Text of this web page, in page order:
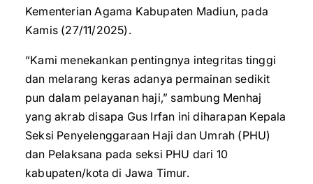
Kementerian Agama Kabupaten Madiun, pada
Kamis (27/11/2025).
“Kami menekankan pentingnya integritas tinggi
dan melarang keras adanya permainan sedikit
pun dalam pelayanan haji,” sambung Menhaj
yang akrab disapa Gus Irfan ini diharapan Kepala
Seksi Penyelenggaraan Haji dan Umrah (PHU)
dan Pelaksana pada seksi PHU dari 10
kabupaten/kota di Jawa Timur.